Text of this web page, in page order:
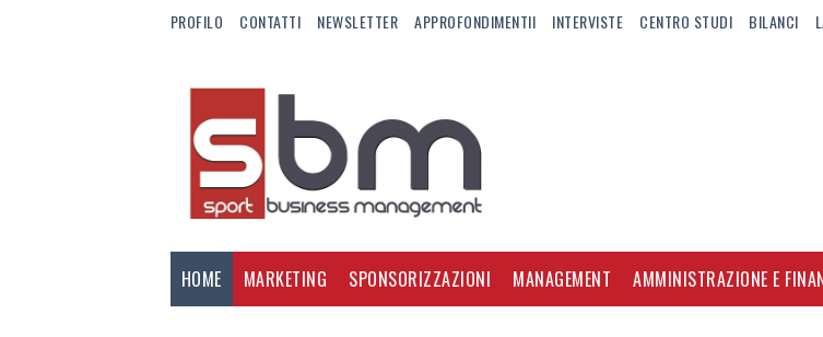
PROFILO CONTATTI NEWSLETTER APPROFONDIMENTII INTERVISTE CENTRO STUDI BILANCI
HOME MARKETING SPONSORIZZAZIONI MANAGEMENT AMMINISTRAZIONE E